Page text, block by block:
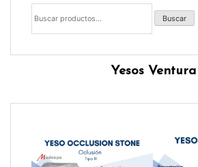
Buscar
por:
Buscar
Yesos Ventura